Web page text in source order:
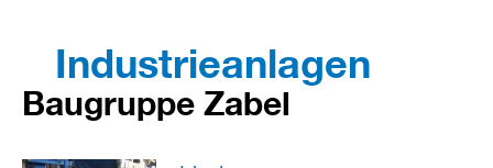
Industrieanlagen
Baugruppe Zabel